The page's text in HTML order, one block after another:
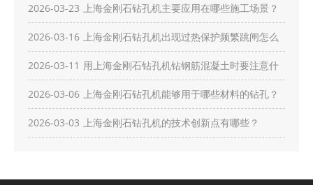
卸？
2026-03-23 上海金刚石钻孔机主要应用在哪些施工场景？
2026-03-16 上海金刚石钻孔机出现过热保护频繁跳闸怎么
办？
2026-03-11 用上海金刚石钻孔机钻钢筋混凝土时要注意什
么？
2026-03-06 上海金刚石钻孔机能够用于哪些材料的钻孔？
2026-03-03 上海金刚石钻孔机的技术创新点有哪些？